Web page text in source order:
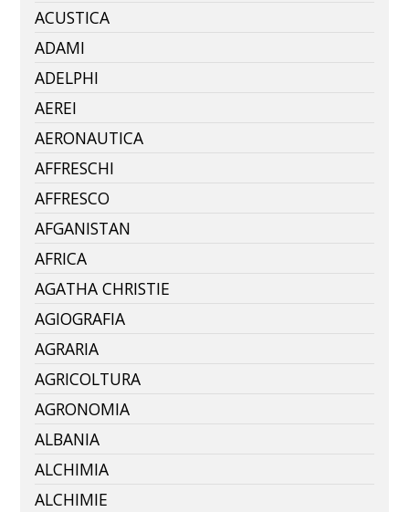
ACUSTICA
ADAMI
ADELPHI
AEREI
AERONAUTICA
AFFRESCHI
AFFRESCO
AFGANISTAN
AFRICA
AGATHA CHRISTIE
AGIOGRAFIA
AGRARIA
AGRICOLTURA
AGRONOMIA
ALBANIA
ALCHIMIA
ALCHIMIE